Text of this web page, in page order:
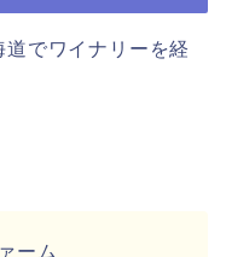
でワイナリーを経
ーム